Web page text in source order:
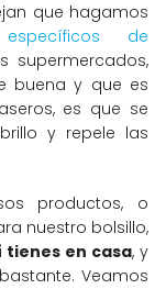
que hagamos
específicos de
supermercados,
buena y que es
es que se
y repele las
productos, o
nuestro bolsillo,
tienes en casa, y
Veamos